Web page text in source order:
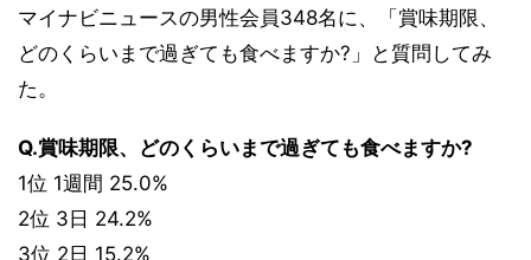
マイナビニュースの男性会員348名に、「賞味期限、
どのくらいまで過ぎても食べますか?」と質問してみ
た。
Q.賞味期限、どのくらいまで過ぎても食べますか?
1位 1週間 25.0%
2位 3日 24.2%
3位 2日 15.2%